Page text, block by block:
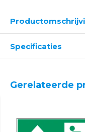
Specificaties
Gerelateerde